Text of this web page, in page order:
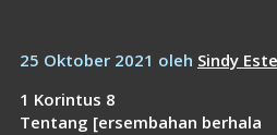
25 Oktober 2021 oleh Sindy
1 Korintus 8
Tentang [ersembahan berhala